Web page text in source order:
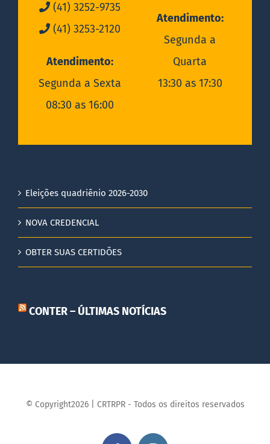
(41) 3252-9735
(41) 3253-2120
Atendimento:
Segunda a Sexta
08:30 as 16:00
Atendimento:
Segunda a
Quarta
13:30 as 17:30
Eleições quadriênio 2026-2030
NOVA CREDENCIAL
OBTER SUAS CERTIDÕES
CONTER – ÚLTIMAS NOTÍCIAS
© Copyright2026 | CRTRPR - Todos os direitos reservados